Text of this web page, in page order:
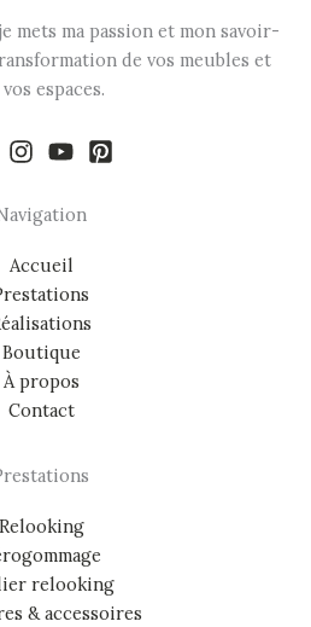
mets ma passion et mon savoir-
de vos meubles et
espaces.
Accueil
Boutique
À propos
Contact
Relooking
relooking
& accessoires